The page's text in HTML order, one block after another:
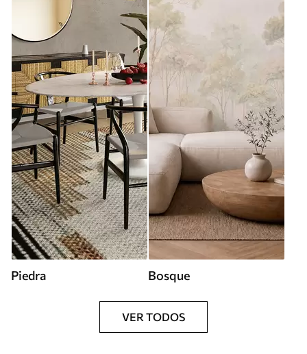
Piedra Bosque
VER TODOS